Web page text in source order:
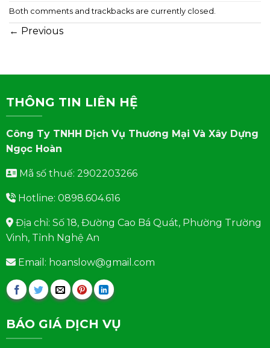
Both comments and trackbacks are currently closed.
← Previous
THÔNG TIN LIÊN HỆ
Công Ty TNHH Dịch Vụ Thương Mại Và Xây Dựng
Ngọc Hoàn
Mã số thuế: 2902203266
Hotline: 0898.604.616
Địa chỉ: Số 18, Đường Cao Bá Quát, Phường Trường
Vinh, Tỉnh Nghệ An
Email: hoanslow@gmail.com
BÁO GIÁ DỊCH VỤ